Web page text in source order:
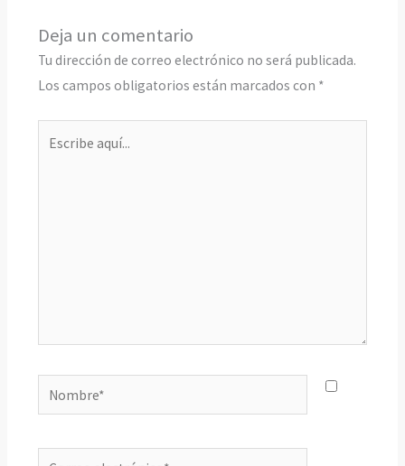
Deja un comentario
Tu dirección de correo electrónico no será publicada.
Los campos obligatorios están marcados con *
Nombre*
Correo